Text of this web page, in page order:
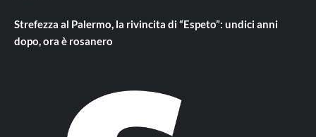
Strefezza al Palermo, la rivincita di “Espeto”: undici anni
dopo, ora è rosanero